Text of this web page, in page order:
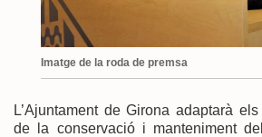
Imatge de la roda de premsa
L’Ajuntament de Girona adaptarà
de la conservació i manteniment